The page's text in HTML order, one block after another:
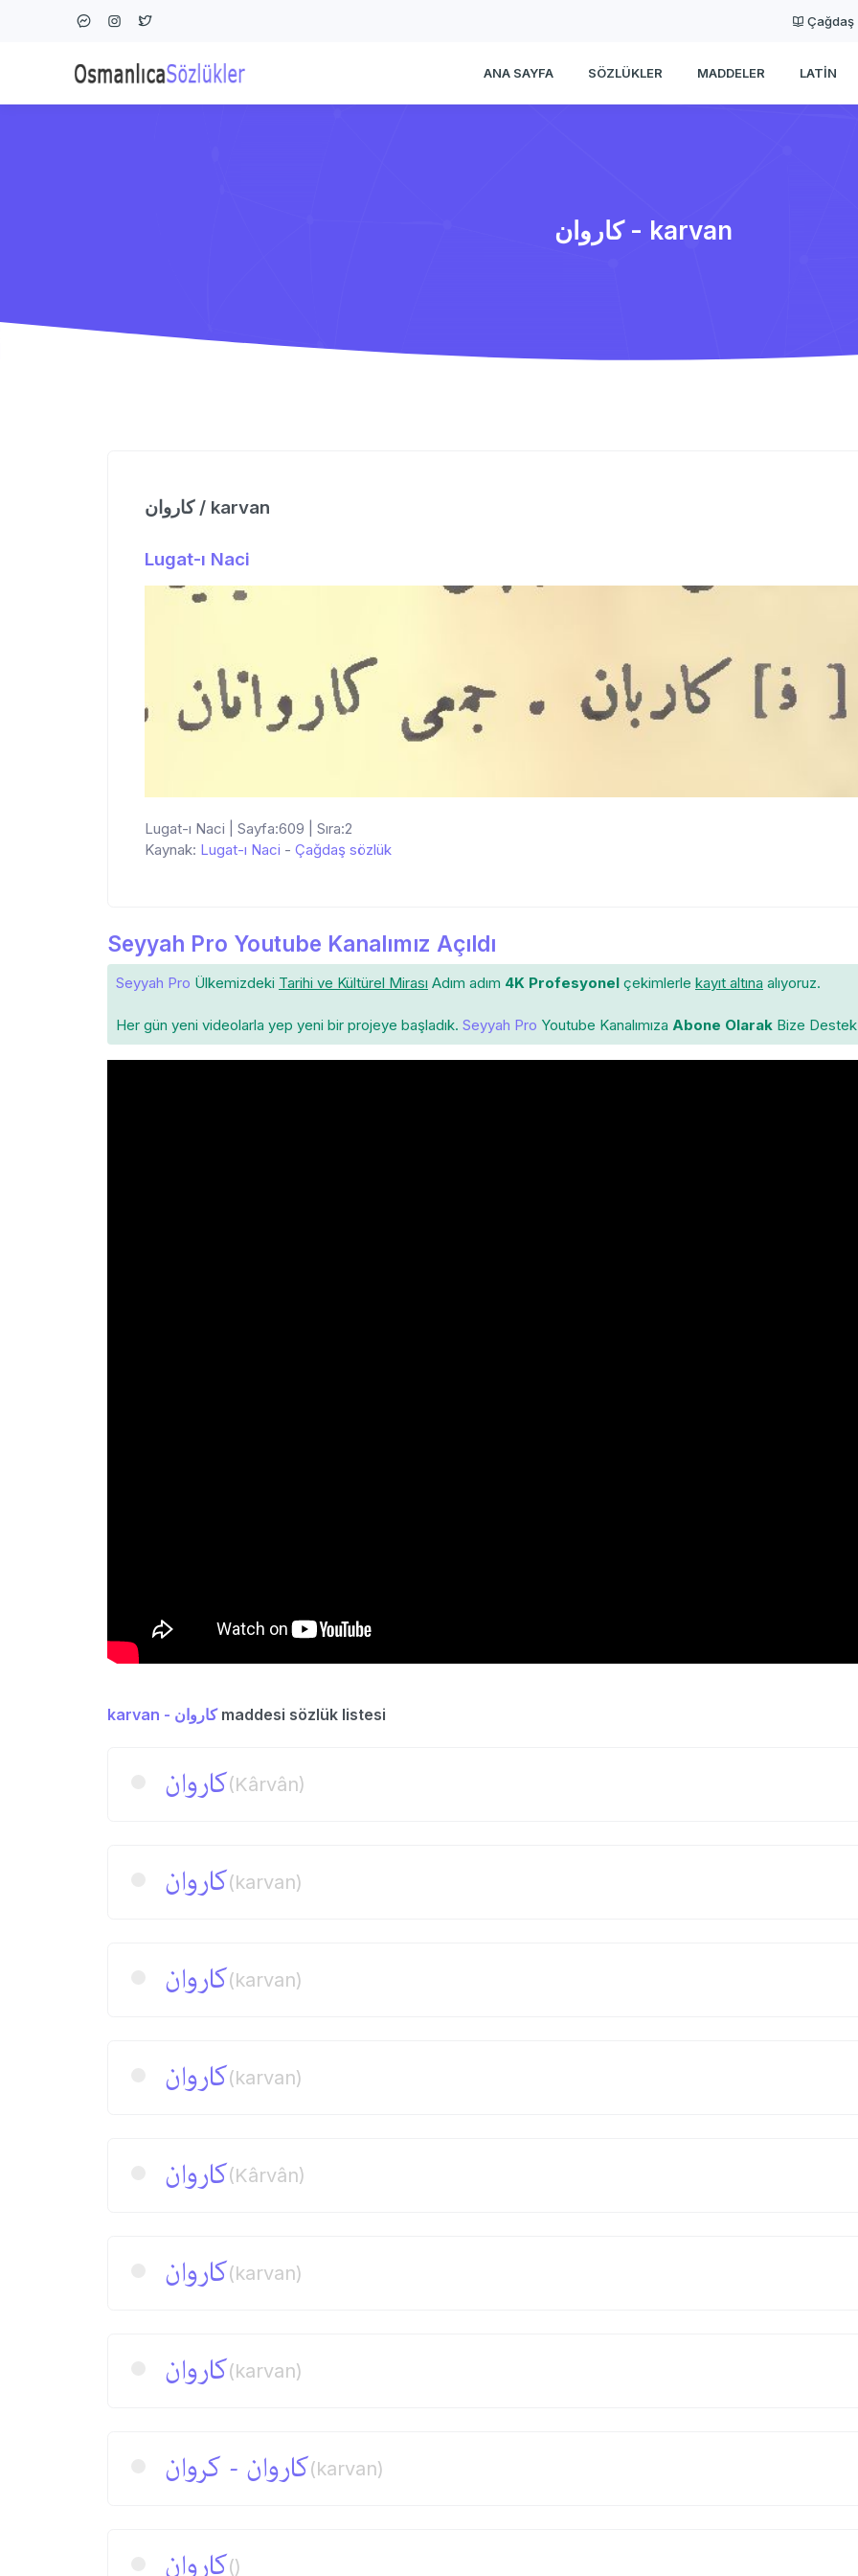
Çağdaş
ANA SAYFA SÖZLÜKLER MADDELER LATIN
كاروان - karvan
كاروان / karvan
Lugat-ı Naci
Lugat-ı Naci | Sayfa:609 | Sıra:2
Kaynak: Lugat-ı Naci - Çağdaş sözlük
Seyyah Pro Youtube Kanalımız Açıldı
Seyyah Pro Ülkemizdeki Tarihi ve Kültürel Mirası Adım adım 4K Profesyonel çekimlerle kayıt altına alıyoruz.
Her gün yeni videolarla yep yeni bir projeye başladık. Seyyah Pro Youtube Kanalımıza Abone Olarak Bize Destek
karvan - كاروانmaddesi sözlük listesi
كاروان(Kârvân)
كاروان(karvan)
كاروان(karvan)
كاروان(karvan)
كاروان(Kârvân)
كاروان(karvan)
كاروان(karvan)
كاروان - كروان(karvan)
كاروان()